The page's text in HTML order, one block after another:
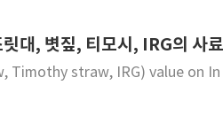
대, 볏짚, 티모시, IRG의 사
Timothy straw, IRG) value on